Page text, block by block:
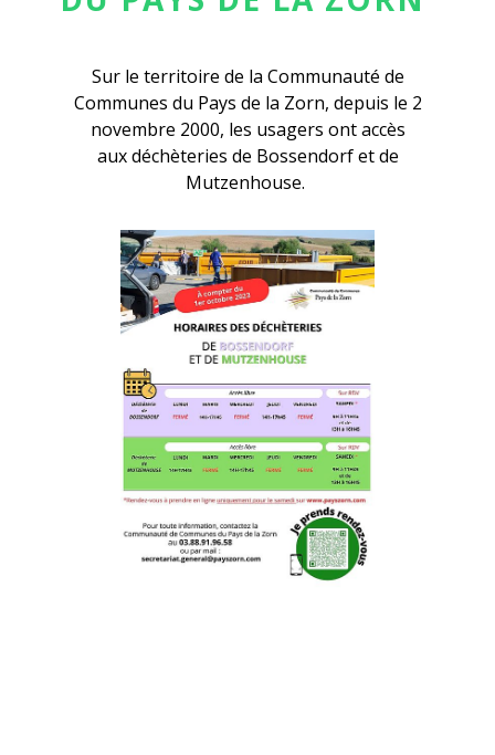
Sur le territoire de la Communauté de
Communes du Pays de la Zorn, depuis le 2
novembre 2000, les usagers ont accès
aux déchèteries de Bossendorf et de
Mutzenhouse.